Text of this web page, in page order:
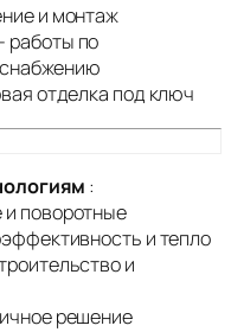
и монтаж
работы по
отделка под ключ
:
поворотные
и тепло
и
решение